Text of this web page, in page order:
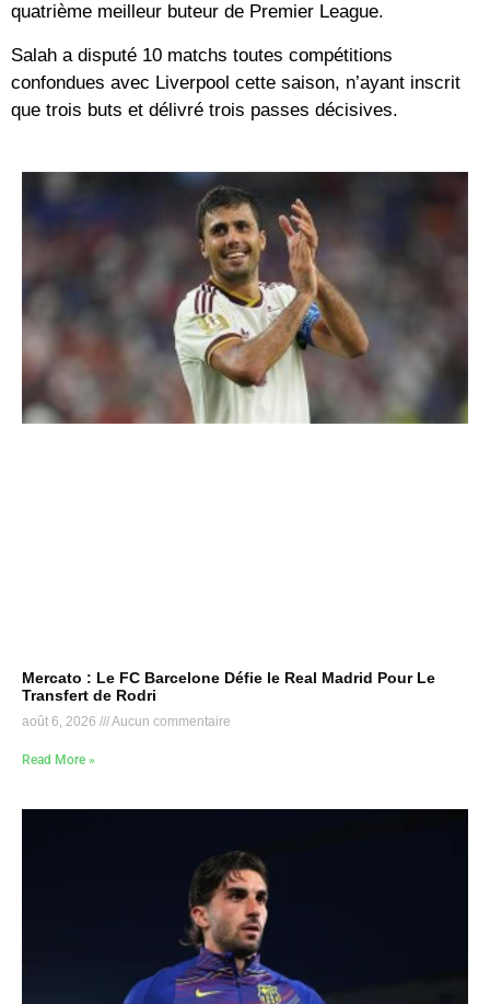
quatrième meilleur buteur de Premier League.
Salah a disputé 10 matchs toutes compétitions
confondues avec Liverpool cette saison, n’ayant inscrit
que trois buts et délivré trois passes décisives.
Mercato : Le FC Barcelone Défie le Real Madrid Pour Le
Transfert de Rodri
août 6, 2026 Aucun commentaire
Read More »